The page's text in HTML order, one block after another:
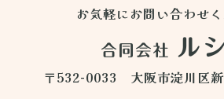
お気軽にお問い合わせく
〒532-0033 大阪市淀川区